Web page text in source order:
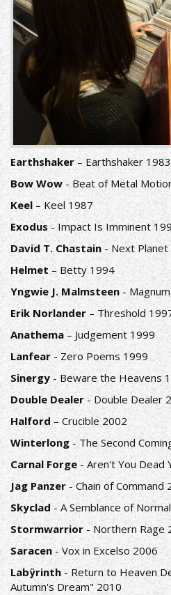
Earthshaker– Earthshaker 1983
Bow Wow - Beat of Metal
Keel – Keel 1987
Exodus - Impact Is Imminent
David T. Chastain- Next Planet
Helmet– Betty 1994
Yngwie J. Malmsteen-
Erik Norlander – Threshold
Anathema– Judgement 1999
Lanfear- Zero Poems 1999
Sinergy- Beware the Heavens
Double Dealer - Double Dealer
Halford– Crucible 2002
Winterlong - The Second
Carnal Forge- Aren't You Dead
Jag Panzer - Chain of Command
Skyclad- A Semblance of
Stormwarrior - Northern Rage
Saracen - Vox in Excelso 2006
Labÿrinth - Return to Heaven
Autumn's Dream" 2010